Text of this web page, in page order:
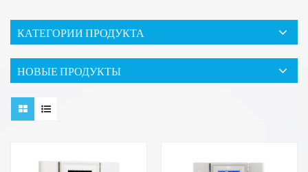
КАТЕГОРИИ ПРОДУКТА
НОВЫЕ ПРОДУКТЫ